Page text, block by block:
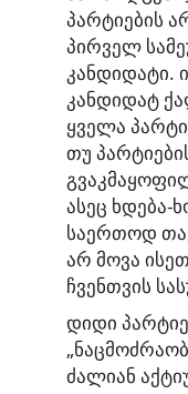
პარტიების
პირველ
კანდიდატი.
კანდიდატ
ყველა
თუ
ასეც ხდება-
საერთოდ
არ მოვა
ჩვენთვის
დიდი
ძალიან